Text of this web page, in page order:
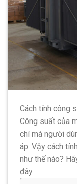
Cách tính công
Công suất của
chí mà người
áp. Vậy cách
như thế nào?
đây.